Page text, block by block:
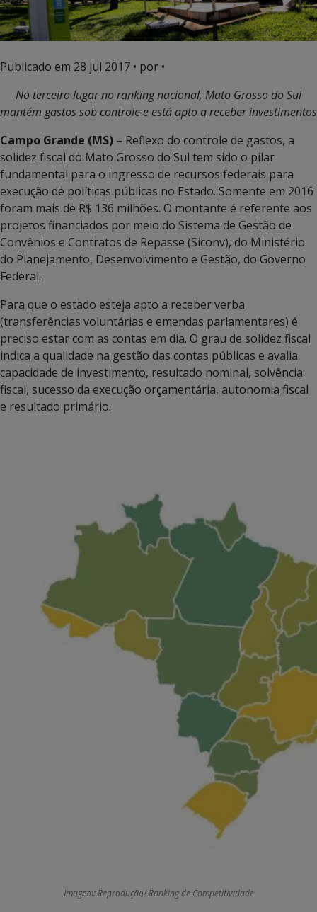
Publicado em 28 jul 2017 • por •
No terceiro lugar no ranking nacional, Mato Grosso do Sul
mantém gastos sob controle e está apto a receber investimentos
Campo Grande (MS) – Reflexo do controle de gastos, a
solidez fiscal do Mato Grosso do Sul tem sido o pilar
fundamental para o ingresso de recursos federais para
execução de políticas públicas no Estado. Somente em 2016
foram mais de R$ 136 milhões. O montante é referente aos
projetos financiados por meio do Sistema de Gestão de
Convênios e Contratos de Repasse (Siconv), do Ministério
do Planejamento, Desenvolvimento e Gestão, do Governo
Federal.
Para que o estado esteja apto a receber verba
(transferências voluntárias e emendas parlamentares) é
preciso estar com as contas em dia. O grau de solidez fiscal
indica a qualidade na gestão das contas públicas e avalia
capacidade de investimento, resultado nominal, solvência
fiscal, sucesso da execução orçamentária, autonomia fiscal
e resultado primário.
Imagem: Reprodução/ Ranking de Competitividade